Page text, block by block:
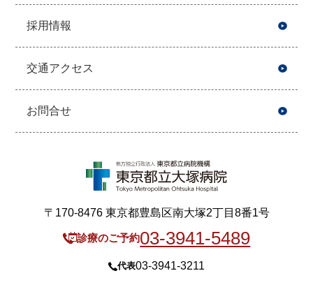
採用情報
交通アクセス
お問合せ
〒170-8476 東京都豊島区南大塚2丁目8番1号
診療のご予約03-3941-5489
代表03-3941-3211